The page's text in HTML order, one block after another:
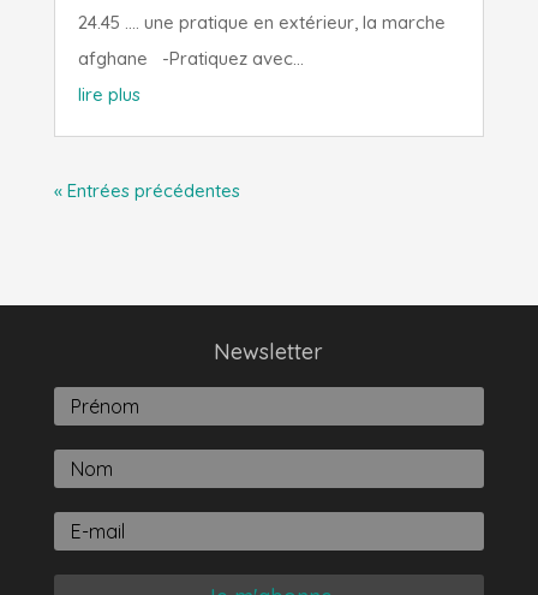
24.45 .... une pratique en extérieur, la marche
afghane -Pratiquez avec...
lire plus
« Entrées précédentes
Newsletter